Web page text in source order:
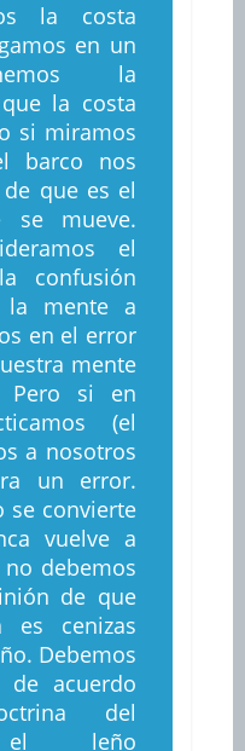
la costa
en un
la
la costa
si miramos
barco nos
que es el
se mueve.
el
confusión
mente a
en el error
mente
Pero si en
(el
a nosotros
un error.
se convierte
vuelve a
debemos
de que
cenizas
Debemos
de acuerdo
del
el leño